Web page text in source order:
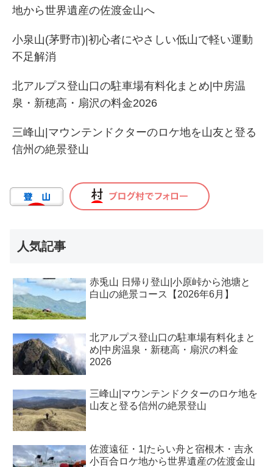
地から世界遺産の佐渡金山へ
小泉山(茅野市)|初心者にやさしい低山で軽い運動
不足解消
北アルプス登山口の駐車場有料化まとめ|中房温
泉・新穂高・扇沢の料金2026
三峰山|マウンテンドクターのロケ地を山友と登る
信州の絶景登山
人気記事
赤兎山 日帰り登山|小原峠から池塘と
白山の絶景コース【2026年6月】
北アルプス登山口の駐車場有料化まと
め|中房温泉・新穂高・扇沢の料金
2026
三峰山|マウンテンドクターのロケ地を
山友と登る信州の絶景登山
佐渡遠征・1|たらい舟と宿根木・吉永
小百合ロケ地から世界遺産の佐渡金山